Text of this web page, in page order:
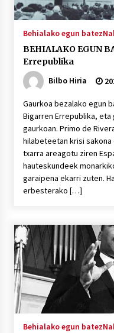
Behialako egun batez
BEHIALAKO EGUN
Errepublika
Bilbo Hiria
Gaurkoa bezalako egun
Bigarren Errepublika,
gaurkoan. Primo de
hilabeteetan krisi
txarra areagotu ziren
hauteskundeek
garaipena ekarri zuten.
erbesterako […]
Behialako egun batez